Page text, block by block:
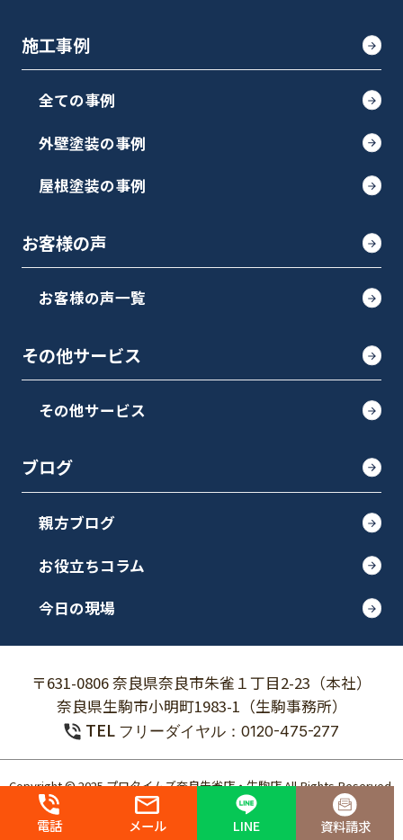
施工事例
全ての事例
外壁塗装の事例
屋根塗装の事例
お客様の声
お客様の声一覧
その他サービス
その他サービス
ブログ
親方ブログ
お役立ちコラム
今日の現場
〒631-0806 奈良県奈良市朱雀１丁目2-23（本社）
奈良県生駒市小明町1983-1（生駒事務所）
TEL フリーダイヤル：0120-475-277
Copyright © 2025 プロタイムズ奈良朱雀店・生駒店 All Rights Reserved.
個人情報保護方針
電話 メール LINE 資料請求